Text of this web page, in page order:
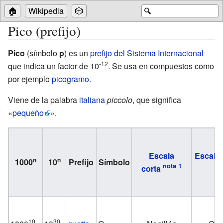
🔍
🏠 Wikipedia 🎲
Pico (prefijo)
Pico (símbolo p) es un prefijo del Sistema Internacional
que indica un factor de 10-12. Se usa en compuestos como
por ejemplopicogramo.
Viene de la palabra italianapiccolo, que significa
«pequeño ».
1000n 10n Prefijo Símbolo
Escala
corta
Escala
10 30